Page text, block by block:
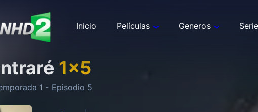
Inicio Películas Generos
1x5
1 - Episodio 5